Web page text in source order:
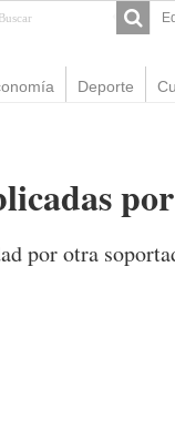
Deporte
por otra